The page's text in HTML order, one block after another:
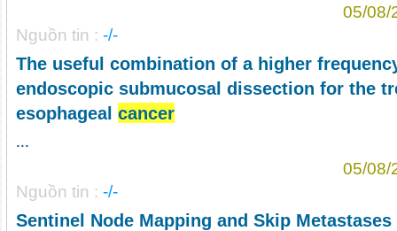
05/08/
Nguồn tin : -/-
The useful combination of a higher
endoscopic submucosal dissection for the
esophageal cancer
...
05/08/
Nguồn tin : -/-
Sentinel Node Mapping and Skip